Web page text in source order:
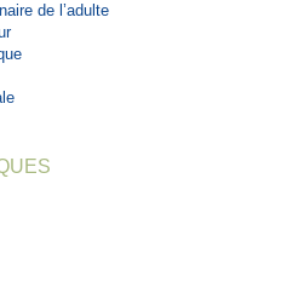
de l’adulte